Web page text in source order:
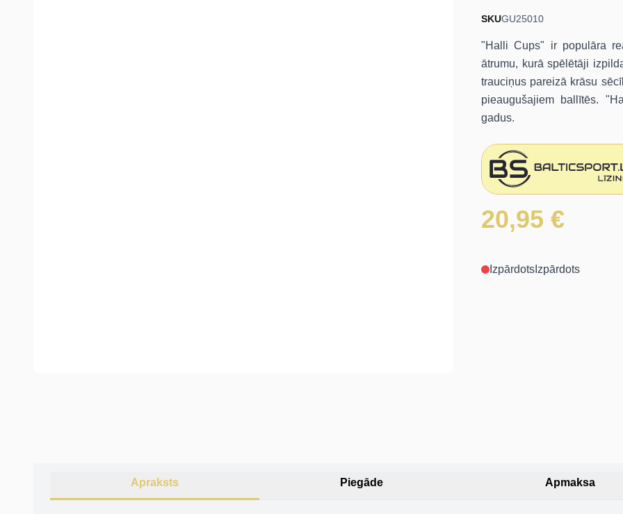
SKUGU25010
"Halli Cups" ir populāra
ātrumu, kurā spēlētāji
trauciņus pareizā krāsu
pieaugušajiem ballītēs.
gadus.
20,95 €
Izpārdots Izpārdots
Apraksts Piegāde Apmaksa